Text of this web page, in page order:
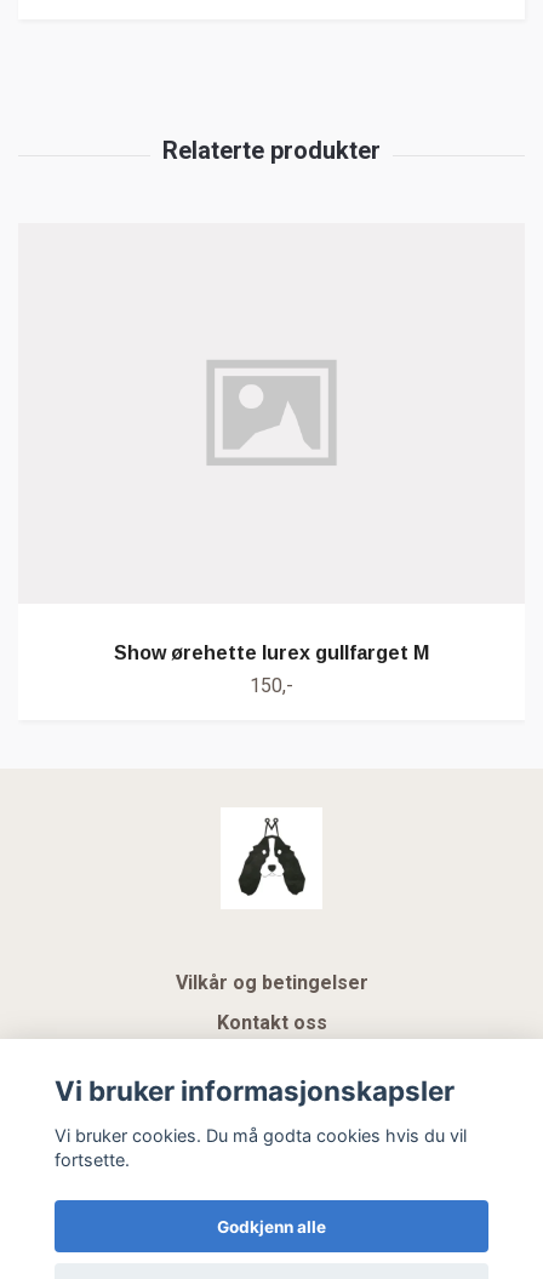
Show ørehette lurex gullfarget M
150,-
Vilkår og betingelser
Kontakt oss
Gavekort
Vi bruker informasjonskapsler
Vi bruker cookies. Du må godta cookies hvis du vil
fortsette.
Godkjenn alle